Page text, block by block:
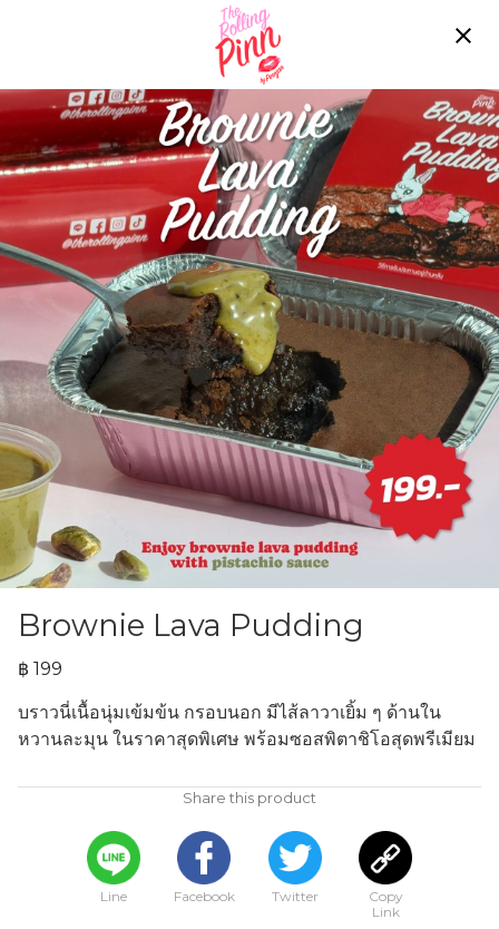
Free delivery over ฿2200!
Brownie Lava Pudding
฿ 199
บราวนี่เนื้อนุ่มเข้มข้น กรอบนอก มีไส้ลาวาเยิ้ม ๆ ด้านใน
หวานละมุน ในราคาสุดพิเศษ พร้อมซอสพิตาชิโอสุดพรีเมียม
Share this product
Line Facebook Twitter
Copy
Link